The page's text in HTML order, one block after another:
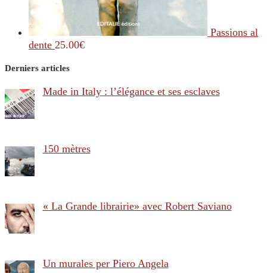
Passions al
dente 25.00€
Derniers articles
Made in Italy : l’élégance et ses esclaves
150 mètres
« La Grande librairie» avec Robert Saviano
Un murales per Piero Angela